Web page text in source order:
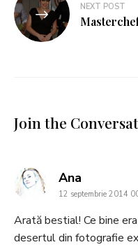
NEXT POST
Join the
Ana
12 septembrie 2014
Arată bestial! Ce bine
desertul din fotografie